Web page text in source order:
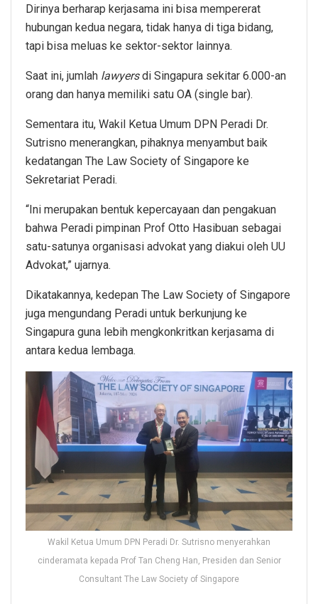
Dirinya berharap kerjasama ini bisa mempererat
hubungan kedua negara, tidak hanya di tiga bidang,
tapi bisa meluas ke sektor-sektor lainnya.
Saat ini, jumlah lawyersdi Singapura sekitar 6.000-an
orang dan hanya memiliki satu OA (single bar).
Sementara itu, Wakil Ketua Umum DPN Peradi Dr.
Sutrisno menerangkan, pihaknya menyambut baik
kedatangan The Law Society of Singapore ke
Sekretariat Peradi.
“Ini merupakan bentuk kepercayaan dan pengakuan
bahwa Peradi pimpinan Prof Otto Hasibuan sebagai
satu-satunya organisasi advokat yang diakui oleh UU
Advokat,” ujarnya.
Dikatakannya, kedepan The Law Society of Singapore
juga mengundang Peradi untuk berkunjung ke
Singapura guna lebih mengkonkritkan kerjasama di
antara kedua lembaga.
Wakil Ketua Umum DPN Peradi Dr. Sutrisno menyerahkan
cinderamata kepada Prof Tan Cheng Han, Presiden dan Senior
Consultant The Law Society of Singapore